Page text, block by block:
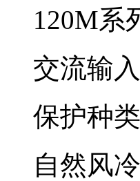
120M系
交流输
保护种
自然风冷